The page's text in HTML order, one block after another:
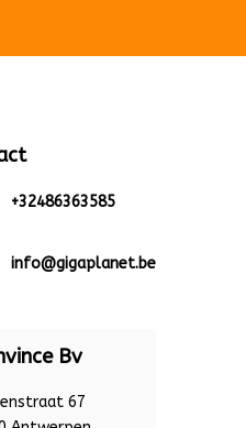
+32486363585
info@gigaplanet.be
Bv
67